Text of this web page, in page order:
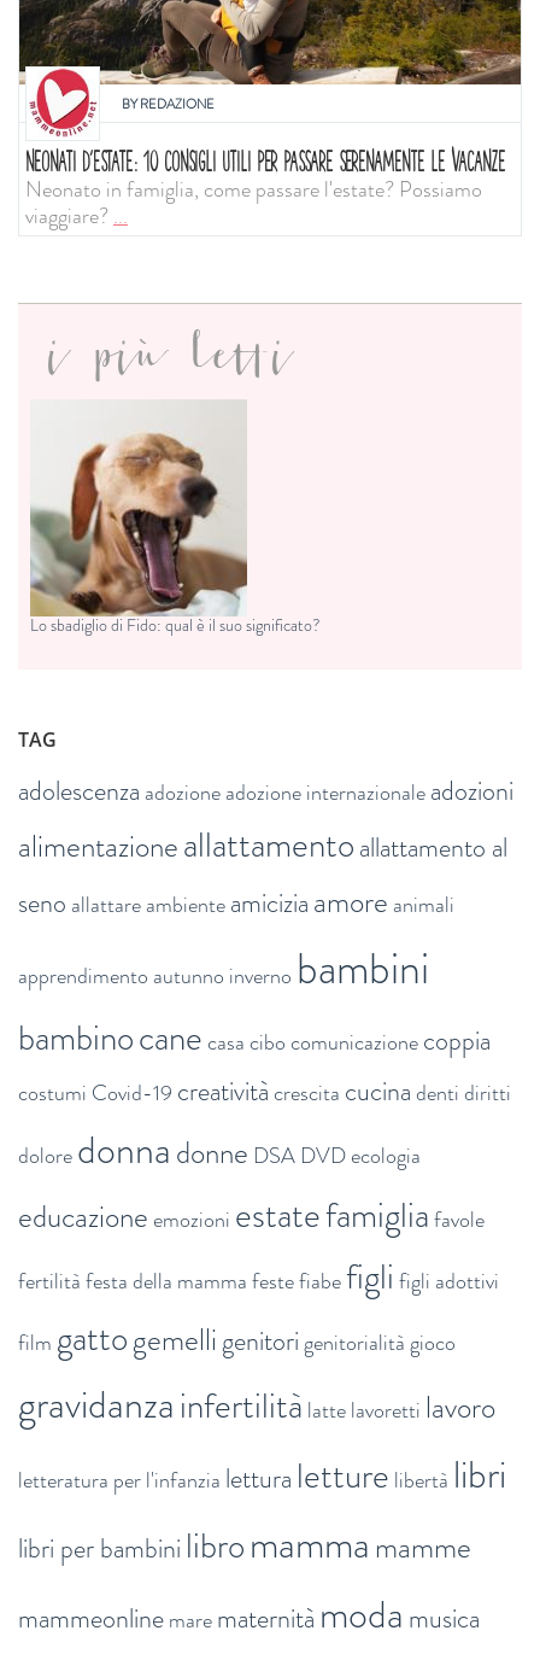
BYREDAZIONE
NEONATI D'ESTATE: 10 CONSIGLI UTILI PER PASSARE SERENAMENTE LE VACANZE
Neonato in famiglia, come passare l'estate? Possiamo
viaggiare?...
i più letti
Lo sbadiglio di Fido: qual è il suo significato?
TAG
adolescenza adozioneadozione internazionaleadozioni
alimentazioneallattamentoallattamento al
seno allattareambienteamiciziaamore animali
apprendimento autunno inverno bambini
bambinocanecasacibocomunicazionecoppia
costumi Covid-19 creativitàcrescita cucinadentidiritti
doloredonnadonne DSA DVDecologia
educazioneemozioni estatefamigliafavole
fertilitàfesta della mammafestefiabefigli figli adottivi
film gattogemelligenitorigenitorialitàgioco
gravidanzainfertilità lattelavoretti lavoro
letteratura per l'infanzia lettura letture libertà libri
libri per bambini libromamma mamme
mammeonlinemarematernità moda musica